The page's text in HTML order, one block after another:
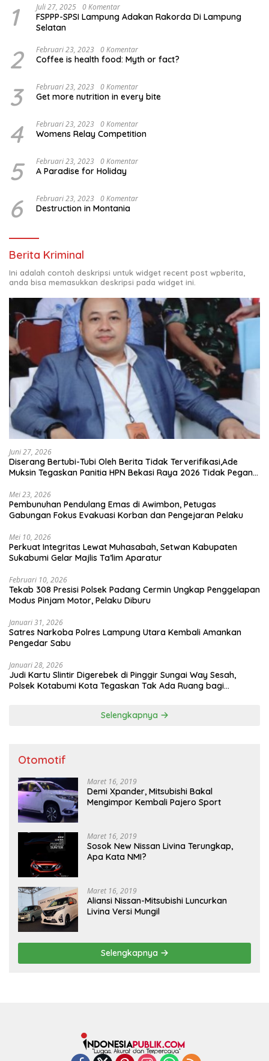
1 Juli 27, 2025 0 Komentar
FSPPP-SPSI Lampung Adakan Rakorda Di Lampung
Selatan
2 Februari 23, 2023 0 Komentar
Coffee is health food: Myth or fact?
3 Februari 23, 2023 0 Komentar
Get more nutrition in every bite
4 Februari 23, 2023 0 Komentar
Womens Relay Competition
5 Februari 23, 2023 0 Komentar
A Paradise for Holiday
6 Februari 23, 2023 0 Komentar
Destruction in Montania
Berita Kriminal
Ini adalah contoh deskripsi untuk widget recent post wpberita,
anda bisa memasukkan deskripsi pada widget ini.
Juni 27, 2026
Diserang Bertubi-Tubi Oleh Berita Tidak Terverifikasi,Ade
Muksin Tegaskan Panitia HPN Bekasi Raya 2026 Tidak Pegang
Mei 23, 2026
Pembunuhan Pendulang Emas di Awimbon, Petugas
Gabungan Fokus Evakuasi Korban dan Pengejaran Pelaku
Mei 10, 2026
Perkuat Integritas Lewat Muhasabah, Setwan Kabupaten
Sukabumi Gelar Majlis Ta’lim Aparatur
Februari 10, 2026
Tekab 308 Presisi Polsek Padang Cermin Ungkap Penggelapan
Modus Pinjam Motor, Pelaku Diburu
Januari 31, 2026
Satres Narkoba Polres Lampung Utara Kembali Amankan
Pengedar Sabu
Januari 28, 2026
Judi Kartu Slintir Digerebek di Pinggir Sungai Way Sesah,
Polsek Kotabumi Kota Tegaskan Tak Ada Ruang bagi
Selengkapnya
Otomotif
Maret 16, 2019
Demi Xpander, Mitsubishi Bakal
Mengimpor Kembali Pajero Sport
Maret 16, 2019
Sosok New Nissan Livina Terungkap,
Apa Kata NMI?
Maret 16, 2019
Aliansi Nissan-Mitsubishi Luncurkan
Livina Versi Mungil
Selengkapnya